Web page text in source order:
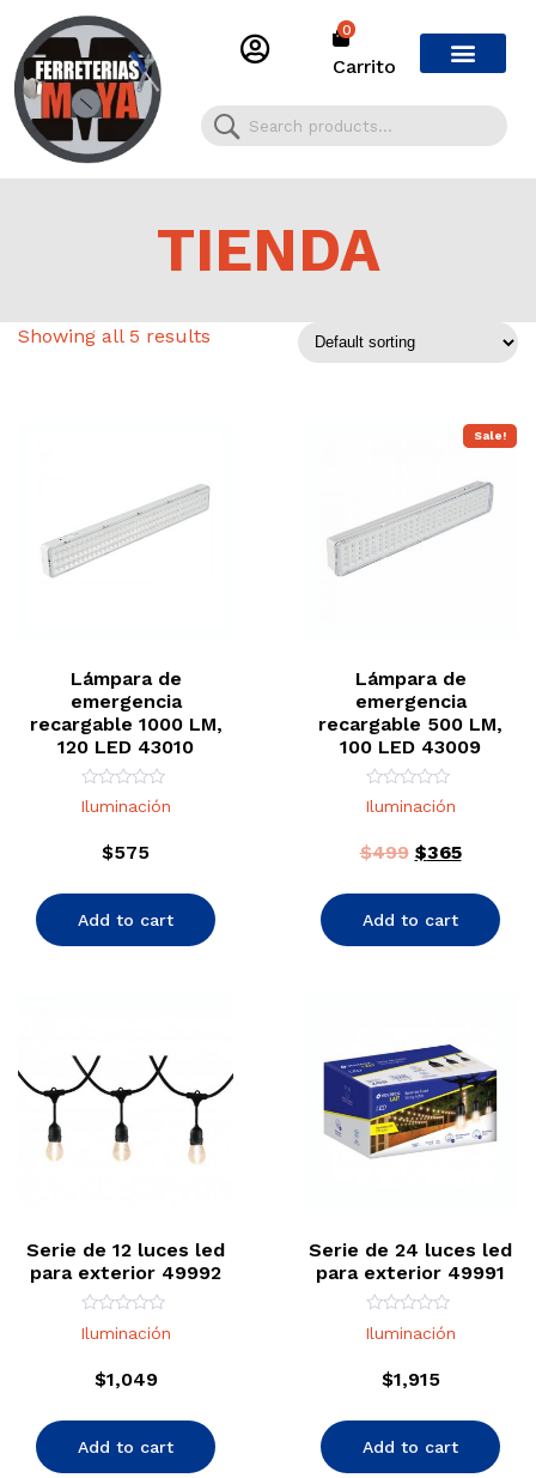
0
Carrito
TIENDA
Showing all 5 results
Lámpara de
emergencia
recargable 1000 LM,
120 LED 43010
Rated
0
Iluminación
$575
Add to cart
Sale!
Lámpara de
emergencia
recargable 500 LM,
100 LED 43009
Rated
0
of
5
Iluminación
$499 $365
Add to cart
Serie de 12 luces led
para exterior 49992
Rated
0
Iluminación
$1,049
Add to cart
Serie de 24 luces led
para exterior 49991
Rated
0
Iluminación
$1,915
Add to cart